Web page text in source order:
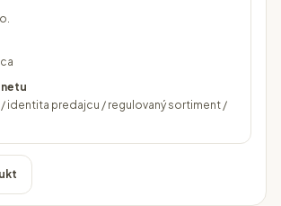
identita predajcu / regulovaný sortiment /